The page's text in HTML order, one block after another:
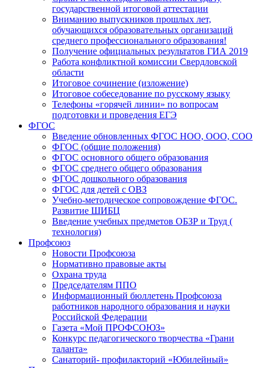
государственной итоговой аттестации
Вниманию выпускников прошлых лет,
обучающихся образовательных организаций
среднего профессионального образования!
Получение официальных результатов ГИА 2019
Работа конфликтной комиссии Свердловской
области
Итоговое сочинение (изложение)
Итоговое собеседование по русскому языку
Телефоны «горячей линии» по вопросам
подготовки и проведения ЕГЭ
ФГОС
Введение обновленных ФГОС НОО, ООО, СОО
ФГОС (общие положения)
ФГОС основного общего образования
ФГОС среднего общего образования
ФГОС дошкольного образования
ФГОС для детей с ОВЗ
Учебно-методическое сопровождение ФГОС.
Развитие ШИБЦ
Введение учебных предметов ОБЗР и Труд (
технология)
Профсоюз
Новости Профсоюза
Нормативно правовые акты
Охрана труда
Председателям ППО
Информационный бюллетень Профсоюза
работников народного образования и науки
Российской Федерации
Газета «Мой ПРОФСОЮЗ»
Конкурс педагогического творчества «Грани
таланта»
Санаторий- профилакторий «Юбилейный»